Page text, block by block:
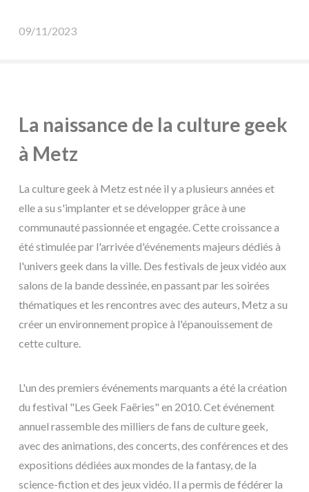
09/11/2023
La naissance de la culture geek
à Metz
La culture geek à Metz est née il y a plusieurs années et
elle a su s'implanter et se développer grâce à une
communauté passionnée et engagée. Cette croissance a
été stimulée par l'arrivée d'événements majeurs dédiés à
l'univers geek dans la ville. Des festivals de jeux vidéo aux
salons de la bande dessinée, en passant par les soirées
thématiques et les rencontres avec des auteurs, Metz a su
créer un environnement propice à l'épanouissement de
cette culture.
L'un des premiers événements marquants a été la création
du festival "Les Geek Faëries" en 2010. Cet événement
annuel rassemble des milliers de fans de culture geek,
avec des animations, des concerts, des conférences et des
expositions dédiées aux mondes de la fantasy, de la
science-fiction et des jeux vidéo. Il a permis de fédérer la